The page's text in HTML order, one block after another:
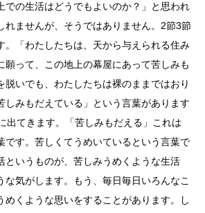
の生活はどうでもよいのか？」と思われ
れませんが、そうではありません。2節3節
。「わたしたちは、天から与えられる住み
願って、この地上の幕屋にあって苦しみも
脱いでも、わたしたちは裸のままではおり
しみもだえている」という言葉があります
出てきます。「苦しみもだえる」これは
です。苦しくてうめいているという言葉で
というものが、苦しみうめくような生活
な気がします。もう、毎日毎日いろんなこ
めくような思いをすることがあります。し